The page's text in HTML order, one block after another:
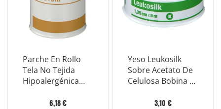
Parche En Rollo
Tela No Tejida
Hipoalergénica
5x500 Cm6,18 €
Yeso Leukosilk
Sobre Acetato De
Celulosa Bobina 5
3,10 €